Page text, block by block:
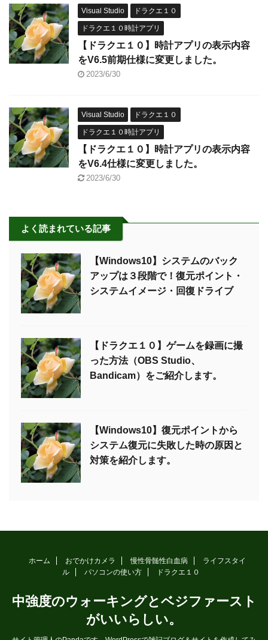
Visual Studio ドラクエ１０
ドラクエ１０時計アプリ
【ドラクエ１０】時計アプリの表示内容
をV6.5前期仕様に変更しました。
2023/6/30
Visual Studio ドラクエ１０
ドラクエ１０時計アプリ
【ドラクエ１０】時計アプリの表示内容
をV6.4仕様に変更しました。
2023/6/30
よく読まれている記事
【Windows10】システムのバック
アップは３段階で！復元ポイント・
システムイメージ・回復ドライブ
【ドラクエ１０】ゲームを録画に撮
った方法（OBS Studio、
Bandicam）をご紹介します。
【Windows10】復元ポイントから
システム復元に失敗した時の原因と
対策を紹介します。
ホーム おでかけカメラ 慢性骨髄性白血病
ライフスタイ
ル
パソコンの使い方 ドラクエ１０
中強度のウォーキングとベジファースト
がいいらしい。